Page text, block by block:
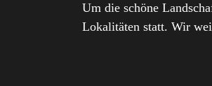
Um die schöne
Lokalitäten statt. Wir